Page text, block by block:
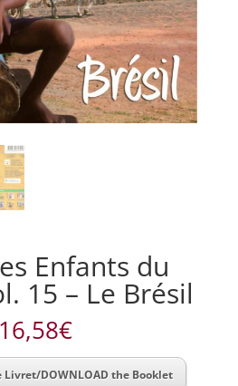
Enfants du
15 – Le Brésil
16,58€
Livret/DOWNLOAD the Booklet